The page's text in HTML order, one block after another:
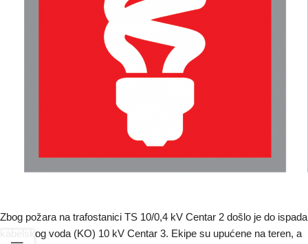
Zbog požara na trafostanici TS 10/0,4 kV Centar 2 došlo je do ispada
kabelskog voda (KO) 10 kV Centar 3. Ekipe su upućene na teren, a